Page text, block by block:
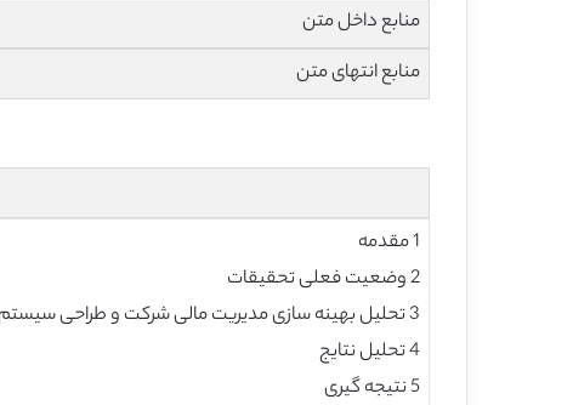
منابع داخل متن
منابع انتهای متن
1 مقدمه
2 وضعیت فعلی تحقیقات
3 تحلیل بهینه سازی مدیریت مالی شرکت و طراحی سیستم تصمیم گیری برای کلان داده
4 تحلیل نتایج
5 نتیجه گیری